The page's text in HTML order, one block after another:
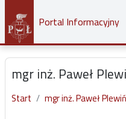
Przejdź do głównej zawartości
Portal Informacyjny
mgr inż. Paweł
Start mgr inż. Paweł